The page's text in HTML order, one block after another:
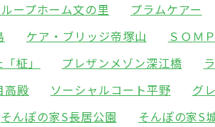
ープホーム文の里 プラムケアー
ケア・ブリッジ帝塚山
ＳＯＭ
柾」 プレザンメゾン深江橋
高殿 ソーシャルコート平野
グ
そんぽの家S長居公園 そんぽの家S